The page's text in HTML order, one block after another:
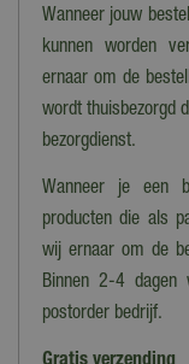
Vloeistof
Wanneer jouw
kunnen worden
ernaar om de
wordt thuisbezorgd
bezorgdienst.
Wanneer je een
producten die als
wij ernaar om de
Binnen 2-4 dagen
postorder bedrijf.